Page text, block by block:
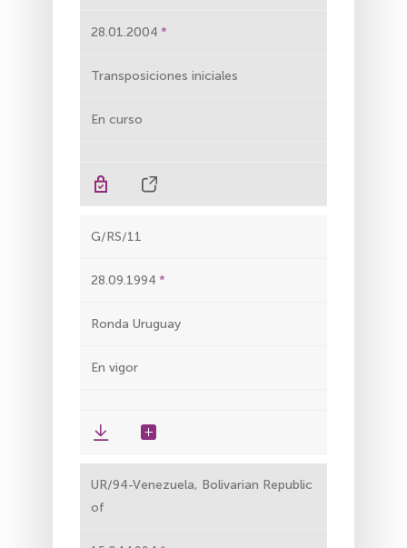
28.01.2004
Transposiciones iniciales
En curso
G/RS/11
28.09.1994
Ronda Uruguay
En vigor
UR/94-Venezuela, Bolivarian Republic
of